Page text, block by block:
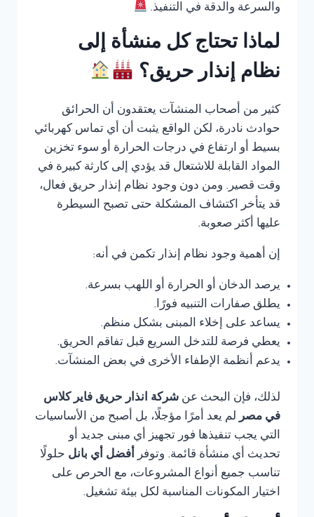
والسرعة والدقة في التنفيذ.
لماذا تحتاج كل منشأة إلى
نظام إنذار حريق؟
كثير من أصحاب المنشآت يعتقدون أن الحرائق
حوادث نادرة، لكن الواقع يثبت أن أي تماس كهربائي
بسيط أو ارتفاع في درجات الحرارة أو سوء تخزين
المواد القابلة للاشتعال قد يؤدي إلى كارثة كبيرة في
وقت قصير. ومن دون وجود نظام إنذار حريق فعال،
قد يتأخر اكتشاف المشكلة حتى تصبح السيطرة
عليها أكثر صعوبة.
إن أهمية وجود نظام إنذار تكمن في أنه:
يرصد الدخان أو الحرارة أو اللهب بسرعة.
يطلق صفارات التنبيه فورًا.
يساعد على إخلاء المبنى بشكل منظم.
يعطي فرصة للتدخل السريع قبل تفاقم الحريق.
يدعم أنظمة الإطفاء الأخرى في بعض المنشآت.
لذلك، فإن البحث عن شركة انذار حريق فاير كلاس
في مصر لم يعد أمرًا مؤجلًا، بل أصبح من الأساسيات
التي يجب تنفيذها فور تجهيز أي مبنى جديد أو
تحديث أي منشأة قائمة. وتوفر أفضل أي بانل حلولًا
تناسب جميع أنواع المشروعات، مع الحرص على
اختيار المكونات المناسبة لكل بيئة تشغيل.